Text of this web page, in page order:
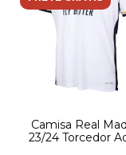
Camisa Real
23/24 Torcedor